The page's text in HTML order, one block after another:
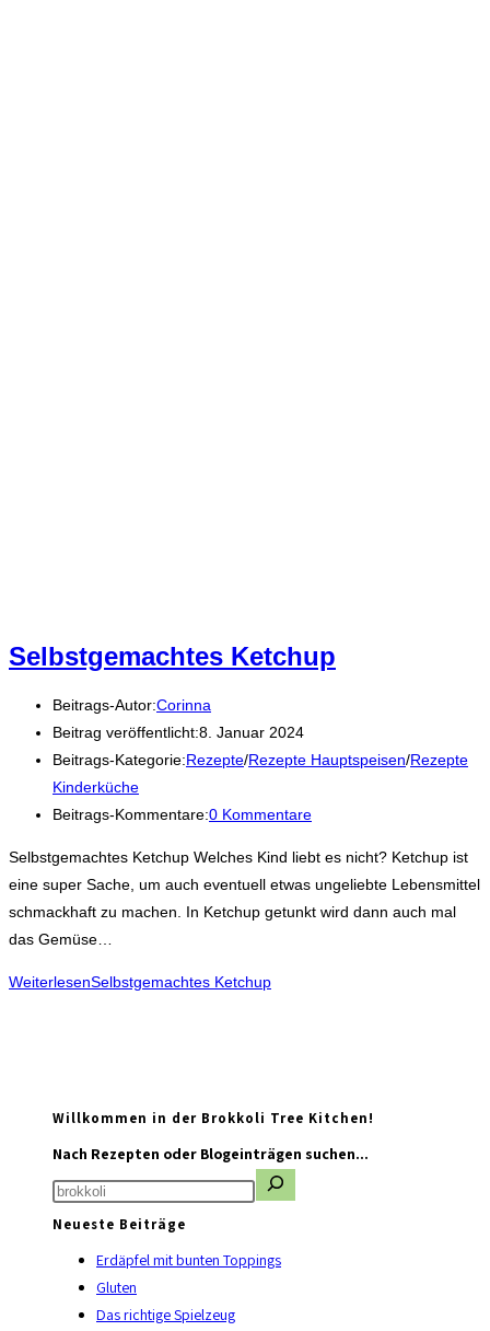
Selbstgemachtes Ketchup
Beitrags-Autor:Corinna
Beitrag veröffentlicht:8. Januar 2024
Beitrags-Kategorie:Rezepte/Rezepte Hauptspeisen/Rezepte
Kinderküche
Beitrags-Kommentare:0 Kommentare
Selbstgemachtes Ketchup Welches Kind liebt es nicht? Ketchup ist
eine super Sache, um auch eventuell etwas ungeliebte Lebensmittel
schmackhaft zu machen. In Ketchup getunkt wird dann auch mal
das Gemüse…
WeiterlesenSelbstgemachtes Ketchup
Willkommen in der Brokkoli Tree Kitchen!
Nach Rezepten oder Blogeinträgen suchen...
Neueste Beiträge
Erdäpfel mit bunten Toppings
Gluten
Das richtige Spielzeug